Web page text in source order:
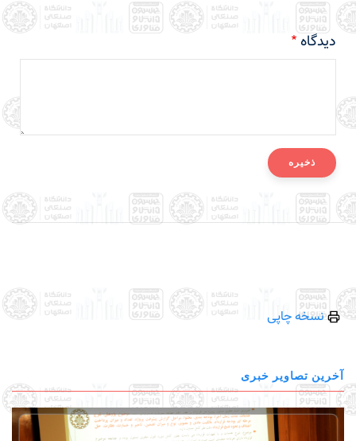
دیدگاه
نسخه چاپی
آخرین تصاویر خبری